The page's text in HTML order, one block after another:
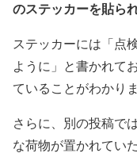
のステッカーを貼ら
ステッカーには「点
ように」と書かれて
ていることがわかりま
さらに、別の投稿で
な荷物が置かれていた